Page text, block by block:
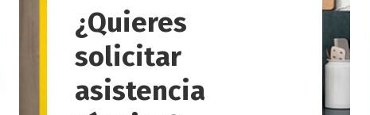
¿Quieres
solicitar
asistencia